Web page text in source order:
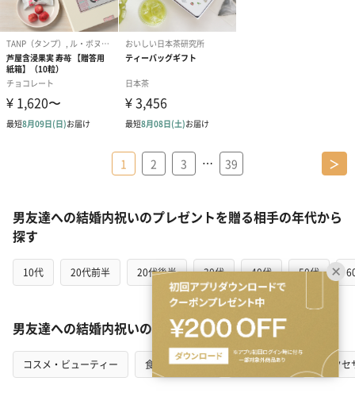
1 2 3 … 39 ＞
男友達への結婚内祝いのプレゼントを贈る相手の年代から
探す
10代 20代前半 20代後半 30代 40代 50代
男友達への結婚内祝いのプレゼントをカテゴリから探す
コスメ・ビューティー 食品・スイーツ ファッション アクセ